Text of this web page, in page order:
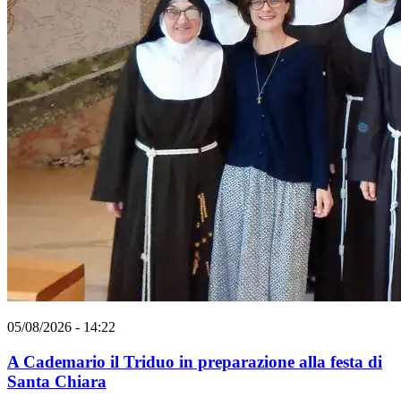
05/08/2026 - 14:22
A Cademario il Triduo in preparazione alla festa di
Santa Chiara